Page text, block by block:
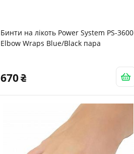
Бинти на лікоть Power System PS-3600
Elbow Wraps Blue/Black пара
670